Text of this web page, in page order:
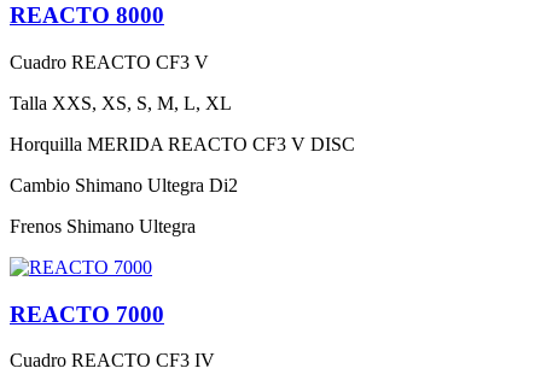
REACTO 8000
Cuadro REACTO CF3 V
Talla XXS, XS, S, M, L, XL
Horquilla MERIDA REACTO CF3 V DISC
Cambio Shimano Ultegra Di2
Frenos Shimano Ultegra
REACTO 7000
Cuadro REACTO CF3 IV